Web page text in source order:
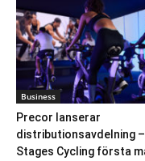
Business
Precor lanserar
distributionsavdelning –
Stages Cycling första